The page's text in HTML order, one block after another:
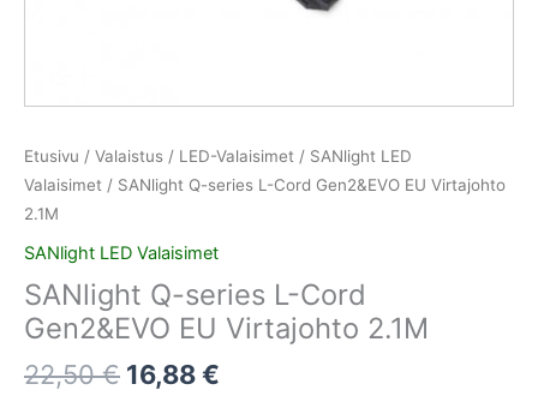
Etusivu / Valaistus / LED-Valaisimet / SANlight LED
Valaisimet / SANlight Q-series L-Cord Gen2&EVO EU Virtajohto
2.1M
SANlight LED Valaisimet
SANlight Q-series L-Cord
Gen2&EVO EU Virtajohto 2.1M
22,50€ 16,88€